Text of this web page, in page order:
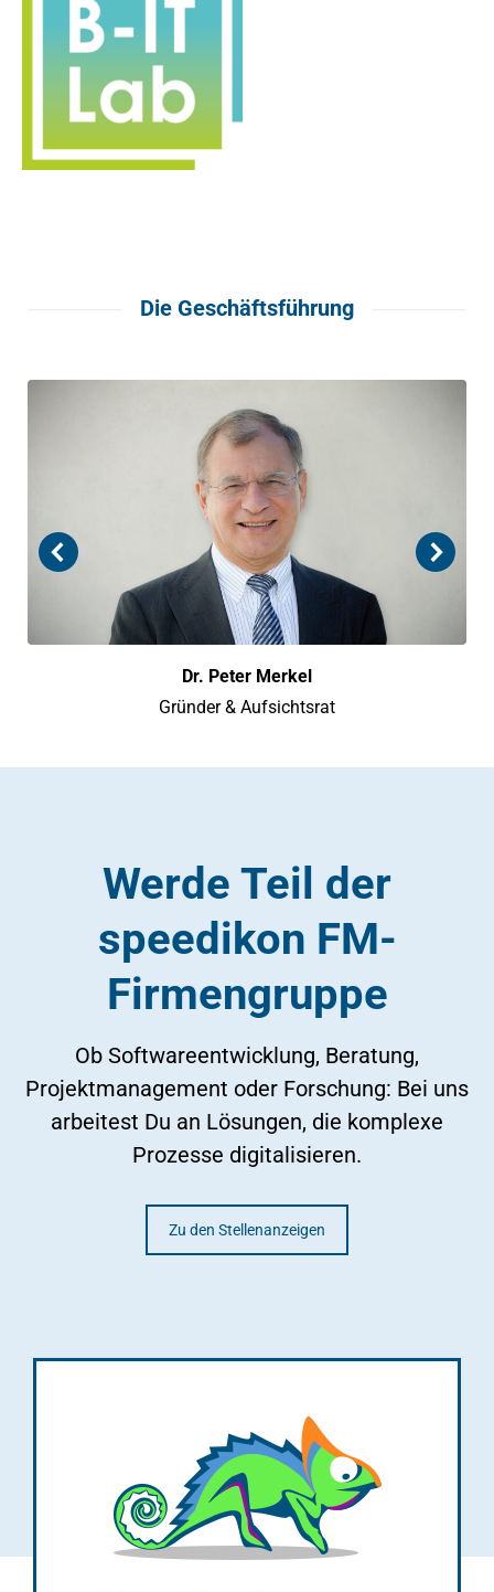
Die Geschäftsführung
Dr. Peter Merkel
Gründer & Aufsichtsrat
Werde Teil der
speedikon FM-
Firmengruppe
Ob Softwareentwicklung, Beratung,
Projektmanagement oder Forschung: Bei uns
arbeitest Du an Lösungen, die komplexe
Prozesse digitalisieren.
Zu den Stellenanzeigen